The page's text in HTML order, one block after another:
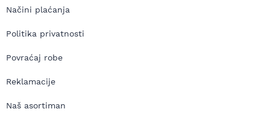
Načini plaćanja
Politika privatnosti
Povraćaj robe
Reklamacije
Naš asortiman